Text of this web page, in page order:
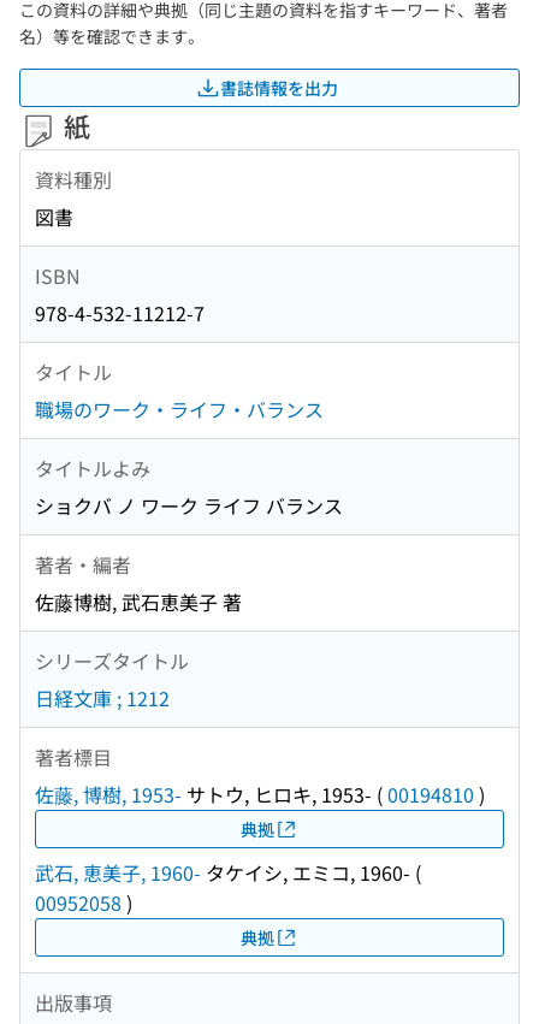
この資料の詳細や典拠（同じ主題の資料を指すキーワード、著者
名）等を確認できます。
書誌情報を出力
紙
資料種別
図書
ISBN
978-4-532-11212-7
タイトル
職場のワーク・ライフ・バランス
タイトルよみ
ショクバ ノ ワーク ライフ バランス
著者・編者
佐藤博樹, 武石恵美子 著
シリーズタイトル
日経文庫 ; 1212
著者標目
佐藤, 博樹, 1953- サトウ, ヒロキ, 1953- (00194810 )
典拠
武石, 恵美子, 1960- タケイシ, エミコ, 1960- (
00952058 )
典拠
出版事項